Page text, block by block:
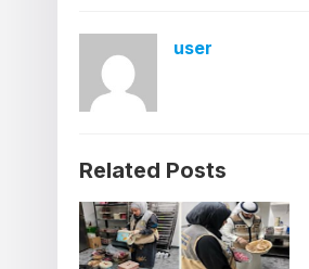
user
Related Posts